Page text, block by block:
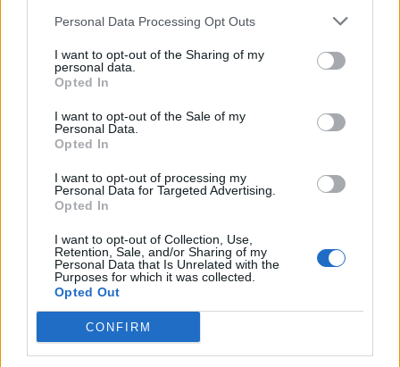
Personal Data Processing Opt Outs
I want to opt-out of the Sharing of my
personal data.
Opted In
I want to opt-out of the Sale of my
Personal Data.
Opted In
I want to opt-out of processing my
Personal Data for Targeted Advertising.
Opted In
I want to opt-out of Collection, Use,
Retention, Sale, and/or Sharing of my
Personal Data that Is Unrelated with the
Purposes for which it was collected.
Opted Out
CONFIRM
B&B Cappuccine: struttura a gestione
familiare con camere rustiche
Birkin Marina: moderno, con vista sul
porto e colazione continentale inclusa
Quartiere Villanova
Quartiere raffinato con boutique e piccoli
negozi. Strutture consigliate:
BB22 Suites & Bakery Experience
Villanova: appartamento confortevole